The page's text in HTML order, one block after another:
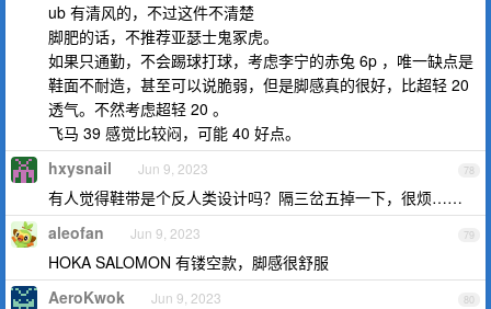
ub 有清风的，不过这件不清楚
脚肥的话，不推荐亚瑟士鬼冢虎。
如果只通勤，不会踢球打球，考虑李宁的赤兔 6p ，唯一缺点是
鞋面不耐造，甚至可以说脆弱，但是脚感真的很好，比超轻 20
透气。不然考虑超轻 20 。
飞马 39 感觉比较闷，可能 40 好点。
78
hxysnail Jun 9, 2023
有人觉得鞋带是个反人类设计吗？隔三岔五掉一下，很烦……
79
aleofan Jun 9, 2023
HOKA SALOMON 有镂空款，脚感很舒服
80
AeroKwok Jun 9, 2023